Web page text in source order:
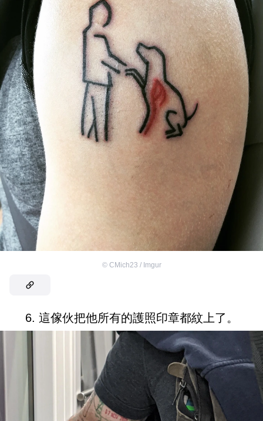
© CMich23 / Imgur
6. 這傢伙把他所有的護照印章都紋上了。